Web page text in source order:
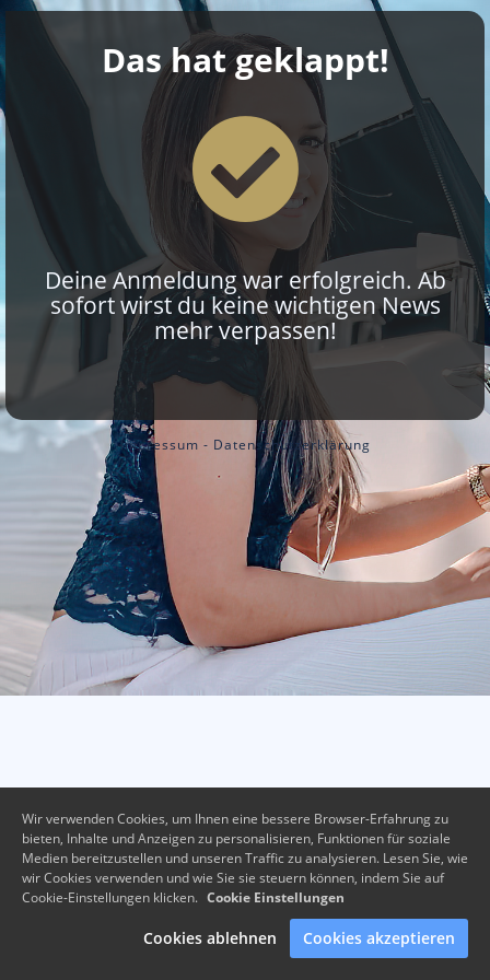
Das hat geklappt!
Deine Anmeldung war erfolgreich. Ab
sofort wirst du keine wichtigen News
mehr verpassen!
Impressum - Datenschutzerklärung
Wir verwenden Cookies, um Ihnen eine bessere Browser-Erfahrung zu
bieten, Inhalte und Anzeigen zu personalisieren, Funktionen für soziale
Medien bereitzustellen und unseren Traffic zu analysieren. Lesen Sie, wie
wir Cookies verwenden und wie Sie sie steuern können, indem Sie auf
Cookie-Einstellungen klicken. Cookie Einstellungen
Cookies ablehnen Cookies akzeptieren